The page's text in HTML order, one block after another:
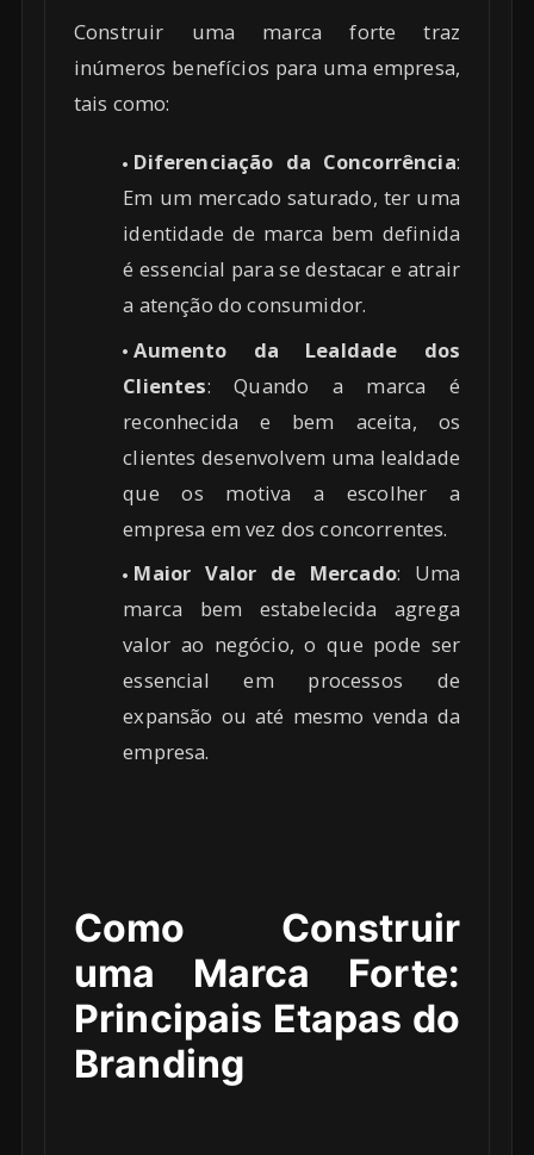
Construir uma marca forte traz
inúmeros benefícios para uma empresa,
tais como:
Diferenciação da Concorrência:
Em um mercado saturado, ter uma
identidade de marca bem definida
é essencial para se destacar e atrair
a atenção do consumidor.
Aumento da Lealdade dos
Clientes: Quando a marca é
reconhecida e bem aceita, os
clientes desenvolvem uma lealdade
que os motiva a escolher a
empresa em vez dos concorrentes.
Maior Valor de Mercado: Uma
marca bem estabelecida agrega
valor ao negócio, o que pode ser
essencial em processos de
expansão ou até mesmo venda da
empresa.
Como Construir
uma Marca Forte:
Principais Etapas do
Branding